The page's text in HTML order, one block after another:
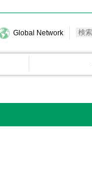
Global Network